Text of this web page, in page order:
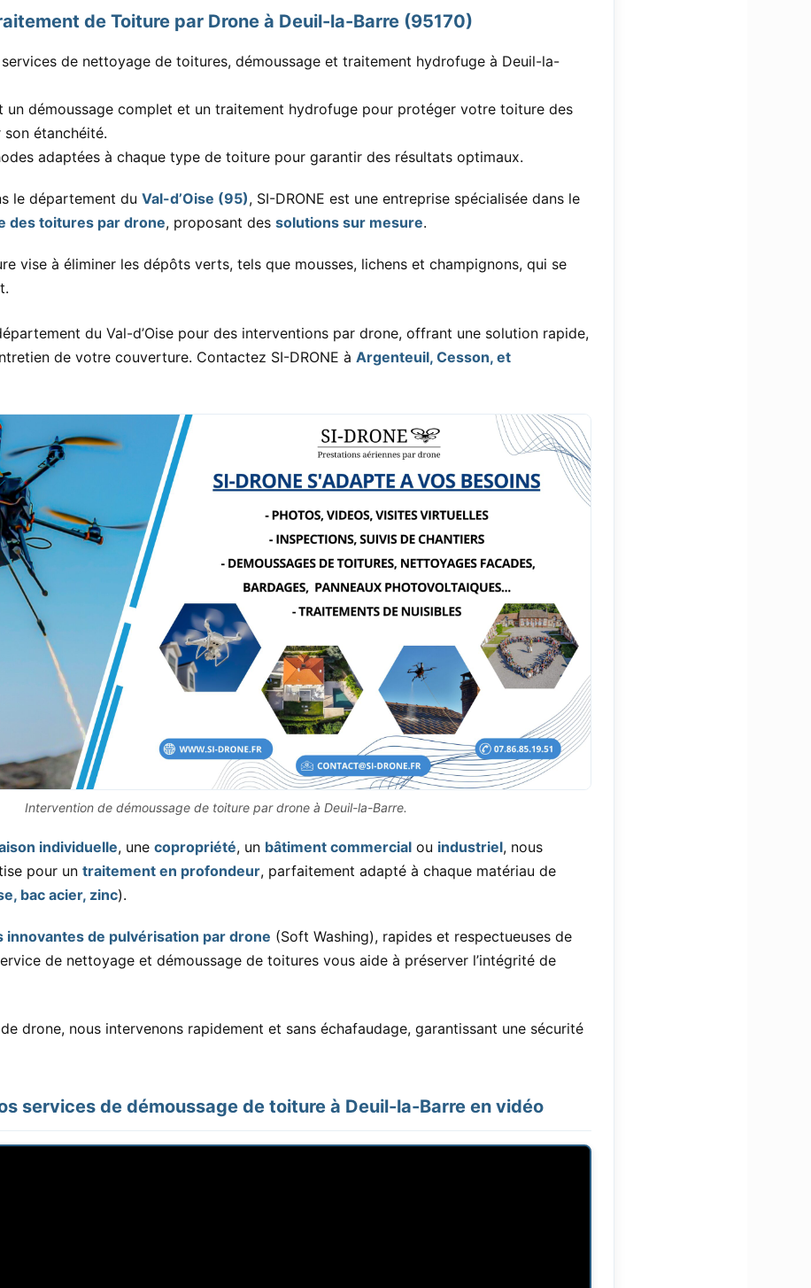
de Toiture par Drone à Deuil-la-Barre (95170)
services de nettoyage de toitures, démoussage et traitement hydrofuge à Deuil-la-
un démoussage complet et un traitement hydrofuge pour protéger votre toiture des
étanchéité.
adaptées à chaque type de toiture pour garantir des résultats optimaux.
le département du Val-d’Oise (95), SI-DRONE est une entreprise spécialisée dans le
des toitures par drone, proposant des solutions sur mesure.
vise à éliminer les dépôts verts, tels que mousses, lichens et champignons, qui se
du Val-d’Oise pour des interventions par drone, offrant une solution rapide,
de votre couverture. Contactez SI-DRONE à Argenteuil, Cesson, et
Intervention de démoussage de toiture par drone à Deuil-la-Barre.
individuelle, une copropriété, un bâtiment commercial ou industriel, nous
pour un traitement en profondeur, parfaitement adapté à chaque matériau de
bac acier, zinc).
innovantes de pulvérisation par drone (Soft Washing), rapides et respectueuses de
de nettoyage et démoussage de toitures vous aide à préserver l’intégrité de
drone, nous intervenons rapidement et sans échafaudage, garantissant une sécurité
services de démoussage de toiture à Deuil-la-Barre en vidéo